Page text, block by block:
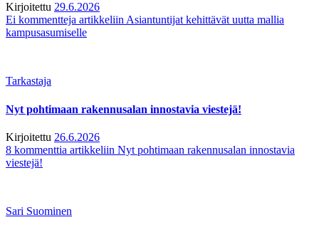
Kirjoitettu 29.6.2026
Ei kommentteja artikkeliin Asiantuntijat kehittävät uutta mallia
kampusasumiselle
Tarkastaja
Nyt pohtimaan rakennusalan innostavia viestejä!
Kirjoitettu 26.6.2026
8 kommenttia artikkeliin Nyt pohtimaan rakennusalan innostavia
viestejä!
Sari Suominen